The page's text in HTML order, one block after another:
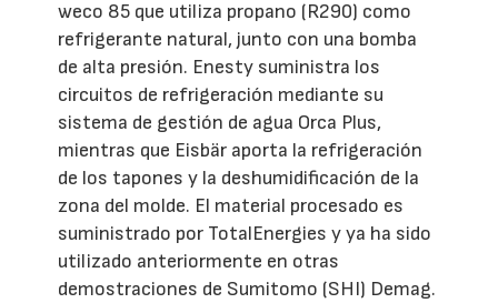
weco 85 que utiliza propano (R290) como
refrigerante natural, junto con una bomba
de alta presión. Enesty suministra los
circuitos de refrigeración mediante su
sistema de gestión de agua Orca Plus,
mientras que Eisbär aporta la refrigeración
de los tapones y la deshumidificación de la
zona del molde. El material procesado es
suministrado por TotalEnergies y ya ha sido
utilizado anteriormente en otras
demostraciones de Sumitomo (SHI) Demag.